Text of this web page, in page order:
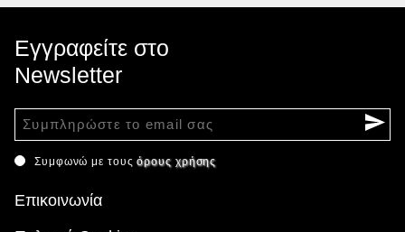
Εγγραφείτε στο
Newsletter
Συμφωνώ με τουςόρους χρήσης
Επικοινωνία